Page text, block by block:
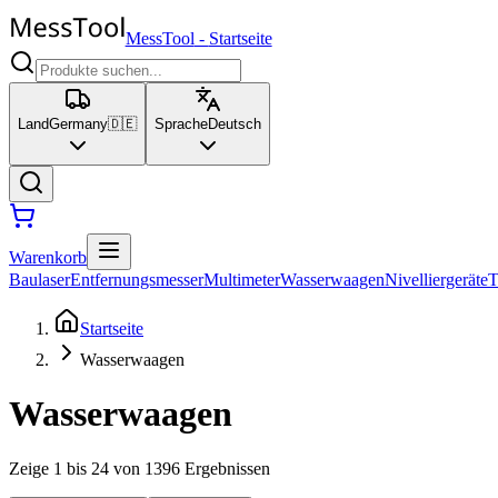
MessTool - Startseite
LandGermany🇩🇪 SpracheDeutsch
Warenkorb
BaulaserEntfernungsmesserMultimeterWasserwaagenNivelliergeräte
Startseite
Wasserwaagen
Wasserwaagen
Zeige 1 bis 24 von 1396 Ergebnissen